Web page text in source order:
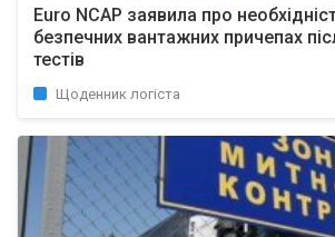
Euro NCAP заявила про
безпечних вантажних причепах
тестів
Щоденник логіста